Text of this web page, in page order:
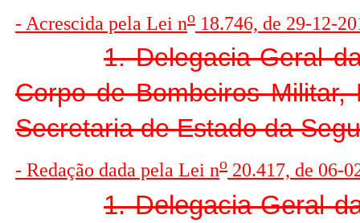
- Acrescida pela Lei no 18.746, de 29-12-
1. Delegacia-Geral
Corpo de Bombeiros Militar,
Secretaria de Estado da
- Redação dada pela Lei no 20.417, de 06-
1. Delegacia-Geral